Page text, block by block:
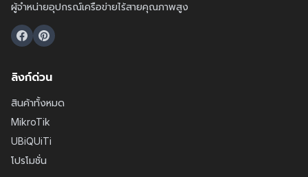
ผู้จำหน่ายอุปกรณ์เครือข่ายไร้สายคุณภาพสูง
ลิงก์ด่วน
สินค้าทั้งหมด
MikroTik
UBiQUiTi
โปรโมชั่น